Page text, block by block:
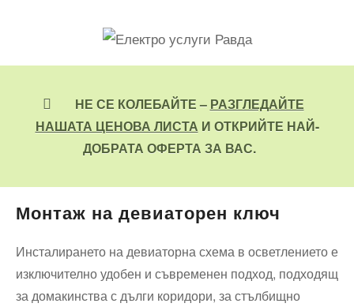
НЕ СЕ КОЛЕБАЙТЕ – РАЗГЛЕДАЙТЕ
НАШАТА ЦЕНОВА ЛИСТА И ОТКРИЙТЕ НАЙ-
ДОБРАТА ОФЕРТА ЗА ВАС.
Монтаж на девиаторен ключ
Инсталирането на девиаторна схема в осветлението е
изключително удобен и съвременен подход, подходящ
за домакинства с дълги коридори, за стълбищно